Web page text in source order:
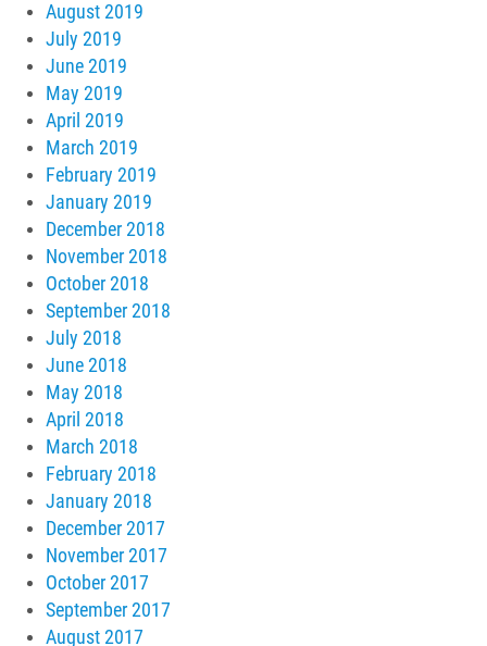
August 2019
July 2019
June 2019
May 2019
April 2019
March 2019
February 2019
January 2019
December 2018
November 2018
October 2018
September 2018
July 2018
June 2018
May 2018
April 2018
March 2018
February 2018
January 2018
December 2017
November 2017
October 2017
September 2017
August 2017